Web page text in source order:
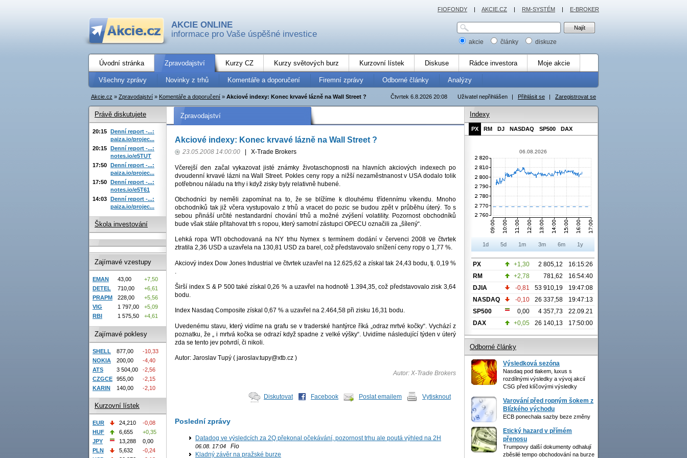
AKCIE ONLINE
informace pro Vaše úspěšné investice
akcie články diskuze
Úvodní stránka Zpravodajství Kurzy CZ Kurzy světových burz Kurzovní lístek Diskuse Rádce investora Moje akcie
Všechny zprávy Novinky z trhů Komentáře a doporučení Firemní zprávy Odborné články Analýzy
Uživatel nepřihlášen | Přihlásit se | Zaregistrovat se
Čtvrtek 6.8.2026 20:08
Akcie.cz » Zpravodajství » Komentáře a doporučení » Akciové indexy: Konec krvavé lázně na Wall Street ?
Zpravodajství
Akciové indexy: Konec krvavé lázně na Wall Street ?
23.05.2008 14:00:00 X-Trade Brokers
Včerejší den začal vykazovat jisté známky životaschopnosti na hlavních akciových indexech po
dvoudenní krvavé lázni na Wall Street. Pokles ceny ropy a nižší nezaměstnanost v USA dodalo tolik
potřebnou náladu na trhy i když zisky byly relativně hubené.
Obchodníci by neměli zapomínat na to, že se blížíme k dlouhému třídennímu víkendu. Mnoho
obchodníků tak již včera vystupovalo z trhů a vracet do pozic se budou zpět v průběhu úterý. To s
sebou přináší určité nestandardní chování trhů a možné zvýšení volatility. Pozornost obchodníků
bude však stále přitahovat trh s ropou, který samotní zástupci OPECU označili za „šílený“.
Lehká ropa WTI obchodovaná na NY trhu Nymex s termínem dodání v červenci 2008 ve čtvrtek
ztratila 2,36 USD a uzavřela na 130,81 USD za barel, což představovalo snížení ceny ropy o 1,77 %.
Akciový index Dow Jones Industrial ve čtvrtek uzavřel na 12.625,62 a získal tak 24,43 bodu, tj. 0,19 %
Širší index S & P 500 také získal 0,26 % a uzavřel na hodnotě 1.394,35, což představovalo zisk 3,64
bodu.
Index Nasdaq Composite získal 0,67 % a uzavřel na 2.464,58 při zisku 16,31 bodu.
Uvedenému stavu, který vidíme na grafu se v traderské hantýrce říká „odraz mrtvé kočky“. Vychází z
poznatku, že „ i mrtvá kočka se odrazí když spadne z velké výšky“. Uvidíme následující týden v úterý
zda se tento jev potvrdí, či nikoli.
Autor: Jaroslav Tupý ( jaroslav.tupy@xtb.cz )
Autor: X-Trade Brokers
Diskutovat Facebook Poslat emailem Vytisknout
Poslední zprávy
Datadog ve výsledcích za 2Q překonal očekávání, pozornost trhu ale poutá výhled na 2H
06.08. 17:04 Fio
Kladný závěr na pražské burze
Právě diskutujete
20:15 Denní report -...:
paiza.io/projec...
20:15 Denní report -...:
notes.io/e5TUT
17:50 Denní report -...:
paiza.io/projec...
17:50 Denní report -...:
notes.io/e5T61
14:03 Denní report -...:
paiza.io/projec...
Škola investování
Zajímavé vzestupy
EMAN 43,00
+7,50
DETEL
710,00
+6,61
PRAPM
228,00
+5,56
VIG
1 797,00
+5,09
RBI
1 575,50 +4,61
Zajímavé poklesy
SHELL 877,00
-10,33
NOKIA
200,00
-4,40
ATS
3 504,00
-2,56
CZGCE
955,00
-2,15
KARIN
140,00 -2,10
Kurzovní lístek
EUR 24,210
-0,08
HUF
6,655
+0,35
JPY
13,288
0,00
PLN
5,632
-0,24
Indexy
PX RM DJ NASDAQ SP500 DAX
06.08.2026
1d 5d 1m 3m 6m 1y
PX +1,30 2 805,12
16:15:26
RM
+2,78 781,62
16:54:40
DJIA
-0,81 53 910,19
19:47:08
NASDAQ
-0,10 26 337,58
19:47:13
SP500
0,00 4 357,73
22.09.21
DAX
+0,05 26 140,13 17:50:00
Odborné články
Výsledková sezóna
Nasdaq pod tlakem, luxus s
rozdílnými výsledky a vývoj akcií
CSG před klíčovými výsledky
Varování před ropným šokem z
Blízkého východu
ECB ponechala sazby beze změny
Etický hazard v přímém
přenosu
Trumpovy další dokumenty odhalují
zběsilé tempo obchodování na burze
FIOFONDY | AKCIE.CZ | RM-SYSTÉM | E-BROKER